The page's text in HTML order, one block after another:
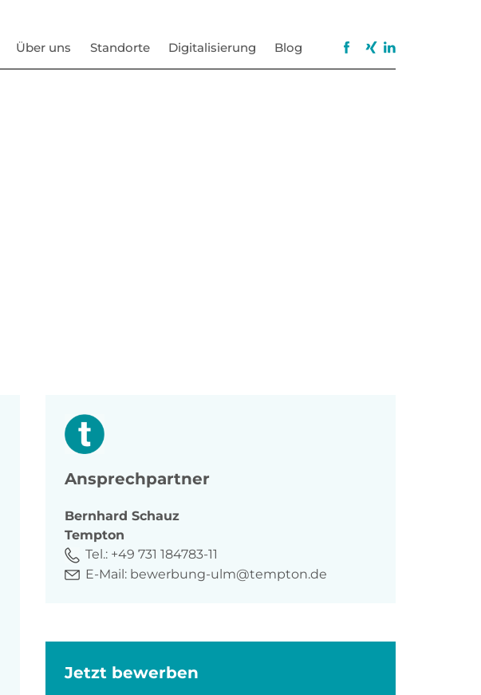
Über uns Standorte Digitalisierung Blog
Ansprechpartner
Bernhard Schauz
Tempton
Tel.: +49 731 184783-11
E-Mail: bewerbung-ulm@tempton.de
Jetzt bewerben